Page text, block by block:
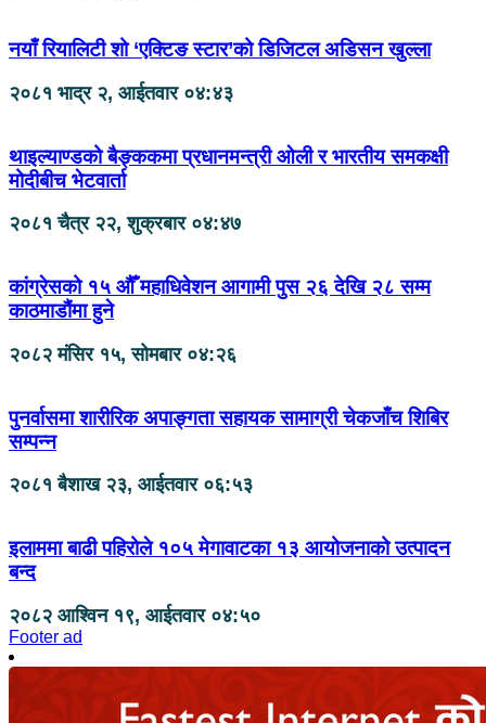
नयाँ रियालिटी शो ‘एक्टिङ स्टार’को डिजिटल अडिसन खुल्ला
२०८१ भाद्र २, आईतवार ०४:४३
थाइल्याण्डको बैङ्ककमा प्रधानमन्त्री ओली र भारतीय समकक्षी
मोदीबीच भेटवार्ता
२०८१ चैत्र २२, शुक्रबार ०४:४७
कांग्रेसको १५ औँ महाधिवेशन आगामी पुस २६ देखि २८ सम्म
काठमाडौंमा हुने
२०८२ मंसिर १५, सोमबार ०४:२६
पुनर्वासमा शारीरिक अपाङ्गता सहायक सामाग्री चेकजाँच शिबिर
सम्पन्न
२०८१ बैशाख २३, आईतवार ०६:५३
इलाममा बाढी पहिरोले १०५ मेगावाटका १३ आयोजनाको उत्पादन
बन्द
२०८२ आश्विन १९, आईतवार ०४:५०
Footer ad